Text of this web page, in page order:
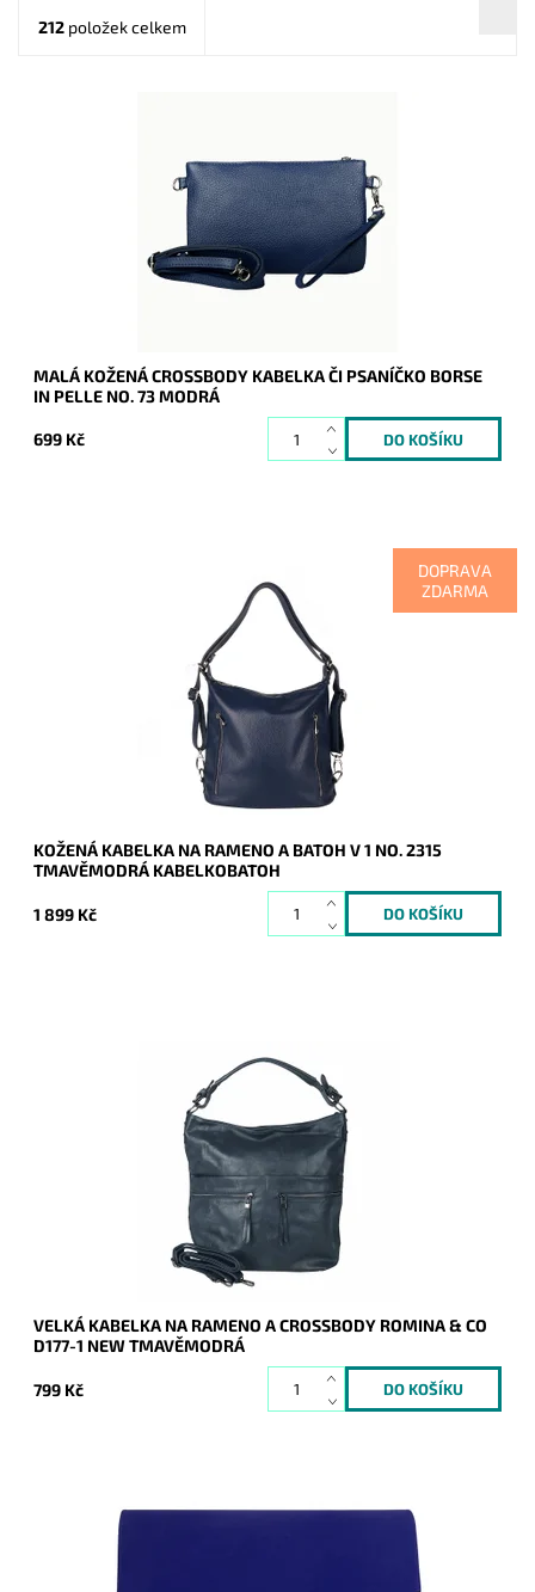
212 položek celkem
kterou lze využívat i díky krátkému uchu jako psaníčko.
Skladem
21045
Borse in pelle
2 roky
MALÁ KOŽENÁ CROSSBODY KABELKA ČI PSANÍČKO BORSE
IN PELLE NO. 73 MODRÁ
699 Kč
DOPRAVA
ZDARMA
Kabelka na rameno a batoh v jednom provedení v
tmavěmodré barvě! Moderní italský kvalitní kožený doplněk
Skladem
20683
Vera Pelle
KOŽENÁ KABELKA NA RAMENO A BATOH V 1 NO. 2315
TMAVĚMODRÁ KABELKOBATOH
1 899 Kč
Jedna z nejprodávanějších kabelek posledních let - velká
kabelka na rameno, kterou lze díky přídavnému popruhu nosit
Skladem
ROMINA&CO
2 roky
VELKÁ KABELKA NA RAMENO A CROSSBODY ROMINA & CO
D177-1 NEW TMAVĚMODRÁ
799 Kč
Elegantní semišové pevné psaníčko v modré barvě je
oblíbeným doplňkem a doprovodí ženu nejen do společnosti.